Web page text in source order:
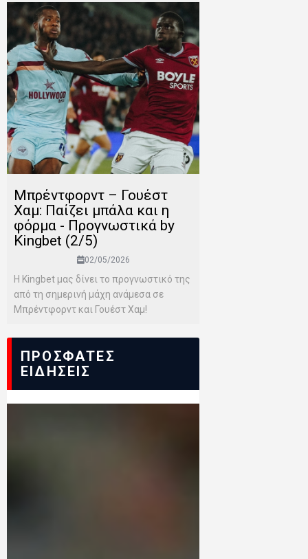
Μπρέντφορντ – Γουέστ
Χαμ: Παίζει μπάλα και η
φόρμα - Προγνωστικά by
Kingbet (2/5)
02/05/2026
Η Kingbet μας δίνει το προγνωστικό της
από τη σημερινή μάχη ανάμεσα σε
Μπρέντφορντ και Γουέστ Χαμ!
ΠΡΟΣΦΑΤΕΣ
ΕΙΔΗΣΕΙΣ